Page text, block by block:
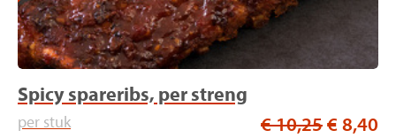
Spicy spareribs, per streng
per stuk € 10,25€ 8,40